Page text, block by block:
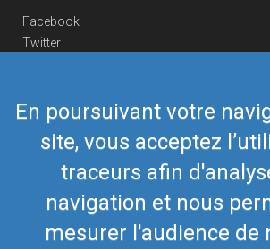
En poursuivant votre
site, vous acceptez
traceurs afin
navigation et nous
mesurer l'audience de
Facebook
Twitter
Telegram
Nous contacter
Téléphone Europe +352 26441835
Téléphone US/Canada
418-592-8862
airmate@airmate.aero
(c) Myriel Aviation SA